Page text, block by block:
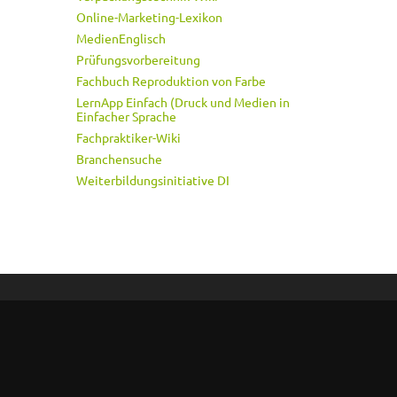
Online-Marketing-Lexikon
MedienEnglisch
Prüfungsvorbereitung
Fachbuch Reproduktion von Farbe
LernApp Einfach (Druck und Medien in
Einfacher Sprache
Fachpraktiker-Wiki
Branchensuche
Weiterbildungsinitiative DI